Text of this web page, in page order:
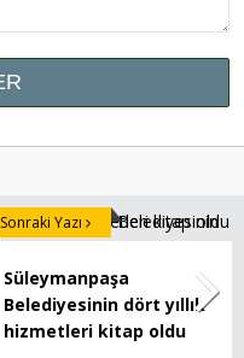
Süleymanpaşa
Belediyesinin dört yıllık
hizmetleri kitap oldu
Sonraki Yazı